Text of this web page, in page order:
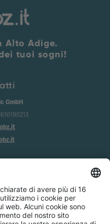
Alto Adige.
tuoi sogni!
GmbH
dei cookie